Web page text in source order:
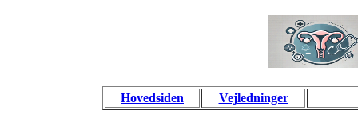
Hovedsiden Vejledninger